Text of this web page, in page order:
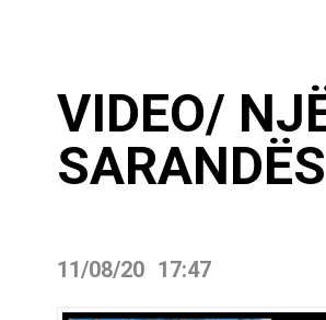
VIDEO/
SARANDËS
11/08/20 17:47